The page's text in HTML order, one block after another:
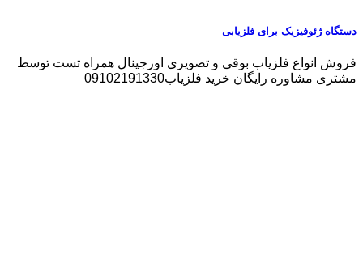
دستگاه ژئوفیزیک برای فلزیابی
فروش انواع فلزیاب بوقی و تصویری اورجینال همراه تست توسط
مشتری مشاوره رایگان خرید فلزیاب09102191330